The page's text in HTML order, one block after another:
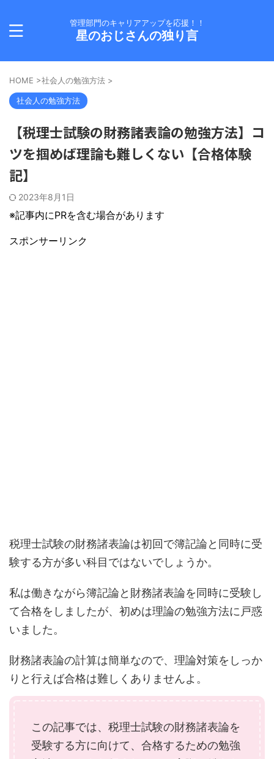
管理部門のキャリアアップを応援！！
星のおじさんの独り言
HOME >社会人の勉強方法 >
社会人の勉強方法
【税理士試験の財務諸表論の勉強方法】コ
ツを掴めば理論も難しくない【合格体験
記】
2023年8月1日
※記事内にPRを含む場合があります
スポンサーリンク
税理士試験の財務諸表論は初回で簿記論と同時に受
験する方が多い科目ではないでしょうか。
私は働きながら簿記論と財務諸表論を同時に受験し
て合格をしましたが、初めは理論の勉強方法に戸惑
いました。
財務諸表論の計算は簡単なので、理論対策をしっか
りと行えば合格は難しくありませんよ。
この記事では、税理士試験の財務諸表論を
受験する方に向けて、合格するための勉強